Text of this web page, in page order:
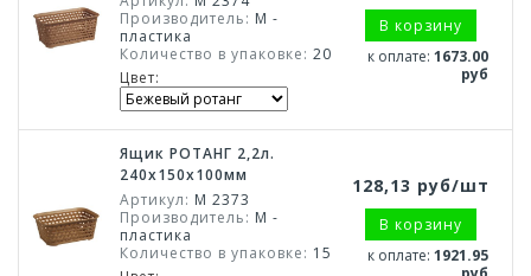
Производитель: М -
пластика
Количество в упаковке: 20
Цвет:
В корзину
к оплате: 1673.00
руб
Ящик РОТАНГ 2,2л.
240х150х100мм
Артикул: М 2373
Производитель: М -
пластика
Количество в упаковке: 15
128,13 руб/шт
В корзину
к оплате: 1921.95